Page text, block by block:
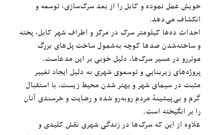
خویش عمل نموده و کابل را از بعد سرک‌سازی، توسعه و
انکشاف می‌دهد.
احداث ده‌ها کیلومتر سرک در مرکز و اطراف شهر کابل، پخته
و ساخته‌شدن صدها کوچه‌ به‌شمول ساخت پل‌های بزرگ
موتررو در مسیر سرک‌ها، دلیل خوبی بر این مدعاست.
پروژه‌های زیربنایی و توسعوی شهری به دلیل ایجاد تغییر
مثبت در سیمای شهر و بهتر شدن محیط زیست، با استقبال
گرم و بی‌پیشینهٔ مردم روبه‌رو شده و رضایت و خرسندی آنان
را بر انگیخته است.
علاوه از این‌ که سرک‌ها در زندگی شهری نقش کلیدی و